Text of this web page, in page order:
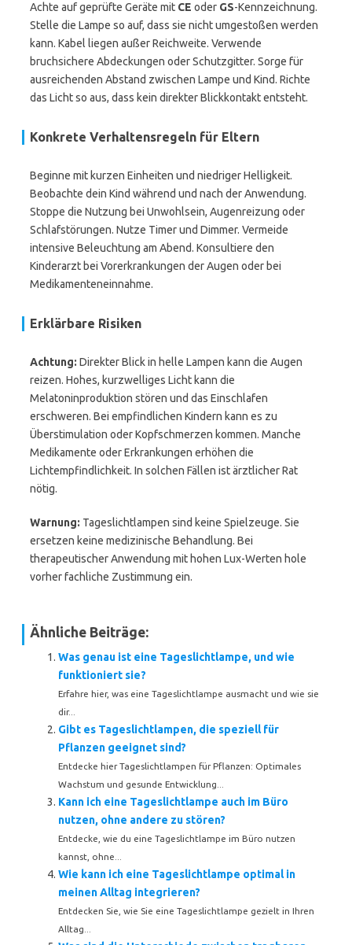
Achte auf geprüfte Geräte mit CE oder GS-Kennzeichnung.
Stelle die Lampe so auf, dass sie nicht umgestoßen werden
kann. Kabel liegen außer Reichweite. Verwende
bruchsichere Abdeckungen oder Schutzgitter. Sorge für
ausreichenden Abstand zwischen Lampe und Kind. Richte
das Licht so aus, dass kein direkter Blickkontakt entsteht.
Konkrete Verhaltensregeln für Eltern
Beginne mit kurzen Einheiten und niedriger Helligkeit.
Beobachte dein Kind während und nach der Anwendung.
Stoppe die Nutzung bei Unwohlsein, Augenreizung oder
Schlafstörungen. Nutze Timer und Dimmer. Vermeide
intensive Beleuchtung am Abend. Konsultiere den
Kinderarzt bei Vorerkrankungen der Augen oder bei
Medikamenteneinnahme.
Erklärbare Risiken
Achtung: Direkter Blick in helle Lampen kann die Augen
reizen. Hohes, kurzwelliges Licht kann die
Melatoninproduktion stören und das Einschlafen
erschweren. Bei empfindlichen Kindern kann es zu
Überstimulation oder Kopfschmerzen kommen. Manche
Medikamente oder Erkrankungen erhöhen die
Lichtempfindlichkeit. In solchen Fällen ist ärztlicher Rat
nötig.
Warnung: Tageslichtlampen sind keine Spielzeuge. Sie
ersetzen keine medizinische Behandlung. Bei
therapeutischer Anwendung mit hohen Lux-Werten hole
vorher fachliche Zustimmung ein.
Ähnliche Beiträge:
Was genau ist eine Tageslichtlampe, und wie
funktioniert sie?
Erfahre hier, was eine Tageslichtlampe ausmacht und wie sie
dir...
Gibt es Tageslichtlampen, die speziell für
Pflanzen geeignet sind?
Entdecke hier Tageslichtlampen für Pflanzen: Optimales
Wachstum und gesunde Entwicklung...
Kann ich eine Tageslichtlampe auch im Büro
nutzen, ohne andere zu stören?
Entdecke, wie du eine Tageslichtlampe im Büro nutzen
kannst, ohne...
Wie kann ich eine Tageslichtlampe optimal in
meinen Alltag integrieren?
Entdecken Sie, wie Sie eine Tageslichtlampe gezielt in Ihren
Alltag...